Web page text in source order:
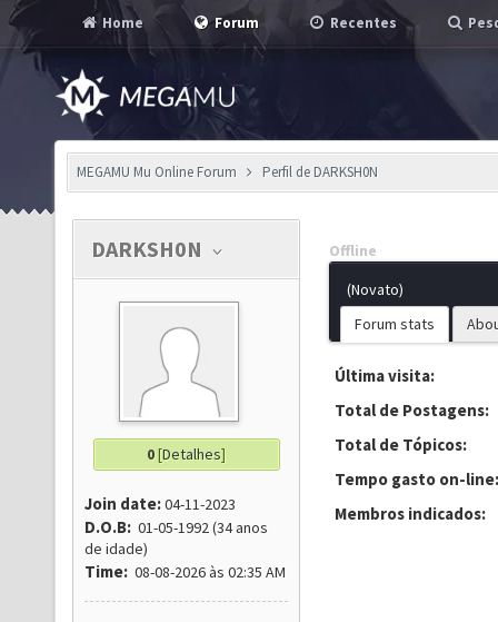
Home Forum Recentes
MEGAMU Mu Online Forum Perfil de DARKSH0N
DARKSH0N
0[Detalhes]
Join date:04-11-2023
D.O.B: 01-05-1992 (34 anos
de idade)
Time: 08-08-2026 às 02:35 AM
Offline
(Novato)
Forum stats
Última visita:
Total de Postagens:
Total de Tópicos:
Tempo gasto on-line:
Membros indicados: